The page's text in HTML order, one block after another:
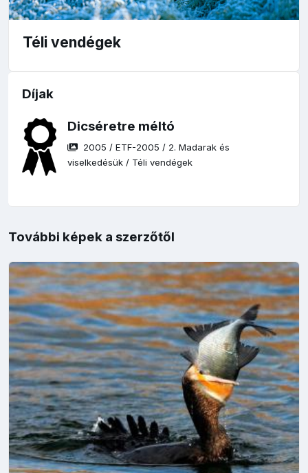
Téli vendégek
Díjak
Dicséretre méltó
2005 /ETF-2005 / 2. Madarak és
viselkedésük / Téli vendégek
További képek a szerzőtől